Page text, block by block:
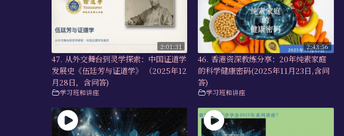
2:01:31
47. 从外交舞台到灵学探索：中国证道学
发展史《伍廷芳与证道学》 （2025年12
月28日，含问答)
学习班和讲座
2:43:56
46. 香港资深教练分享：20年纯素家庭
的科学健康密码(2025年11月23日,含问
答)
学习班和讲座